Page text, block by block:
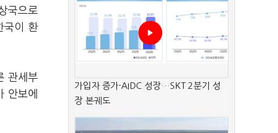
국으로
국이 환
관세부
안보에
가입자 증가·AIDC 성장…SKT 2분기 성
장 본궤도